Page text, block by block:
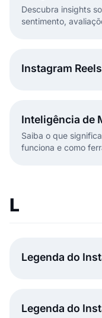
Descubra insights
sentimento,
Instagram Reels
Inteligência de
Saiba o que
funciona e como
L
Legenda do
Legenda do